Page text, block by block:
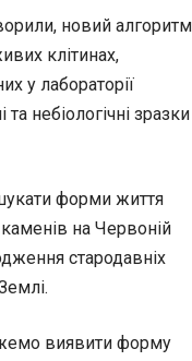
новий алгоритм
клітинах,
у лабораторії
та небіологічні зразки
форми життя
на Червоній
стародавніх
виявити форму